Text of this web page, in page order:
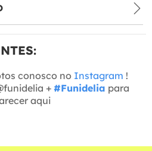
conosco no Instagram !
+ #Funidelia para
aqui